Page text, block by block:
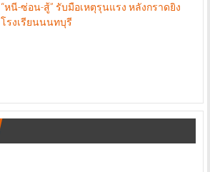
“หนี-ซ่อน-สู้” รับมือเหตุรุนแรง หลังกราดยิง
โรงเรียนนนทบุรี